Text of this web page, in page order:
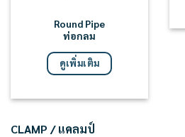
Round Pipe
ท่อกลม
ดูเพิ่มเติม
CLAMP / แคลมป์